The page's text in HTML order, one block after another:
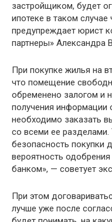
застройщиком, будет
ипотеке в таком
предупреждает юрист
партнеры» Александра
При покупке жилья на
что помещение
обременено залогом и
получения информации
необходимо заказать
со всеми ее разделами.
безопасность покупки
вероятность
банком», — советует
При этом
лучше уже после